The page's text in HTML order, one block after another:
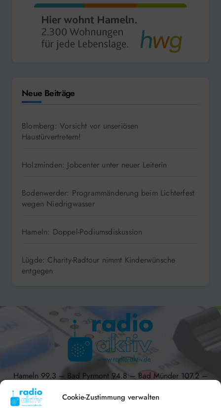
Cookie-Zustimmung verwalten
Neue Beiträge
Blomberg: Vorsicht vor unseriösen
Haustürvertretern!
Holzminden: Jobcenter unter neuer Leiterin
Bodenwerder: Programmänderung beim Lichterfest
wegen Niedrigwasser
Hameln: Doppel-Podiumsdiskussion
Lügde: Charity-Radtour nimmt Kinderwünsche
entgegen
Hameln 99.3 – Bad Pyrmont 94.8 – Bad Münder 107.2 –
DAB+ 9C